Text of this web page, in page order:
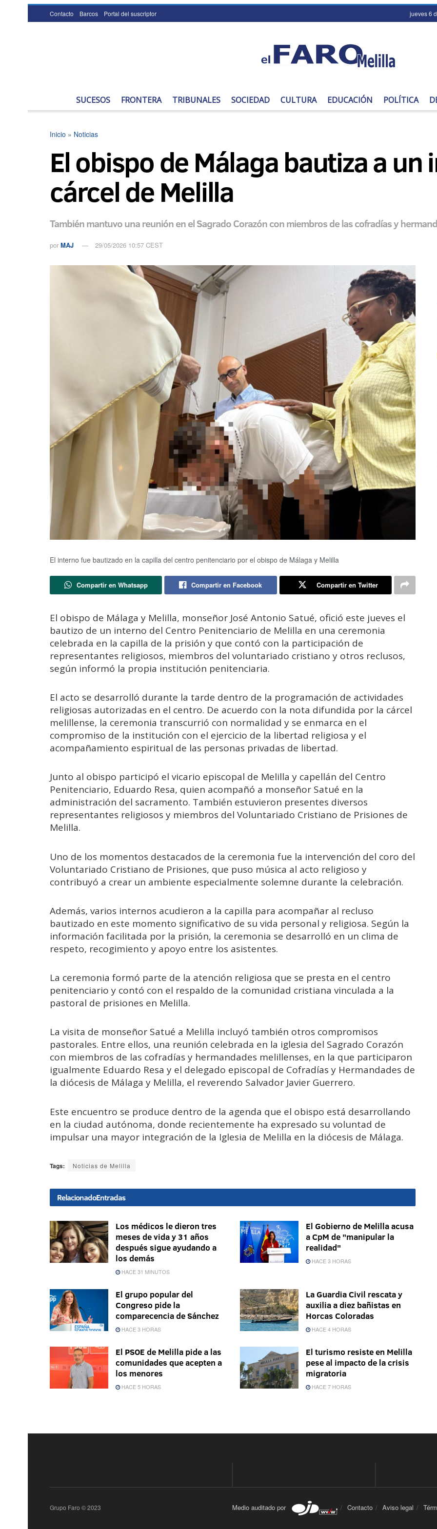
Contacto Barcos Portal del suscriptor jueves 6
SUCESOS FRONTERA TRIBUNALES SOCIEDAD CULTURA EDUCACIÓN POLÍTICA
Inicio » Noticias
El obispo de Málaga bautiza a un
cárcel de Melilla
También mantuvo una reunión en el Sagrado Corazón con miembros de las cofradías y
por MAJ 29/05/2026 10:57 CEST
El interno fue bautizado en la capilla del centro penitenciario por el obispo de Málaga y Melilla
Compartir en Whatsapp Compartir en Facebook Compartir en Twitter
El obispo de Málaga y Melilla, monseñor José Antonio Satué, ofició este jueves el
bautizo de un interno del Centro Penitenciario de Melilla en una ceremonia
celebrada en la capilla de la prisión y que contó con la participación de
representantes religiosos, miembros del voluntariado cristiano y otros reclusos,
según informó la propia institución penitenciaria.
El acto se desarrolló durante la tarde dentro de la programación de actividades
religiosas autorizadas en el centro. De acuerdo con la nota difundida por la cárcel
melillense, la ceremonia transcurrió con normalidad y se enmarca en el
compromiso de la institución con el ejercicio de la libertad religiosa y el
acompañamiento espiritual de las personas privadas de libertad.
Junto al obispo participó el vicario episcopal de Melilla y capellán del Centro
Penitenciario, Eduardo Resa, quien acompañó a monseñor Satué en la
administración del sacramento. También estuvieron presentes diversos
representantes religiosos y miembros del Voluntariado Cristiano de Prisiones de
Melilla.
Uno de los momentos destacados de la ceremonia fue la intervención del coro del
Voluntariado Cristiano de Prisiones, que puso música al acto religioso y
contribuyó a crear un ambiente especialmente solemne durante la celebración.
Además, varios internos acudieron a la capilla para acompañar al recluso
bautizado en este momento significativo de su vida personal y religiosa. Según la
información facilitada por la prisión, la ceremonia se desarrolló en un clima de
respeto, recogimiento y apoyo entre los asistentes.
La ceremonia formó parte de la atención religiosa que se presta en el centro
penitenciario y contó con el respaldo de la comunidad cristiana vinculada a la
pastoral de prisiones en Melilla.
La visita de monseñor Satué a Melilla incluyó también otros compromisos
pastorales. Entre ellos, una reunión celebrada en la iglesia del Sagrado Corazón
con miembros de las cofradías y hermandades melillenses, en la que participaron
igualmente Eduardo Resa y el delegado episcopal de Cofradías y Hermandades de
la diócesis de Málaga y Melilla, el reverendo Salvador Javier Guerrero.
Este encuentro se produce dentro de la agenda que el obispo está desarrollando
en la ciudad autónoma, donde recientemente ha expresado su voluntad de
impulsar una mayor integración de la Iglesia de Melilla en la diócesis de Málaga.
Tags: Noticias de Melilla
RelacionadoEntradas
Los médicos le dieron tres
meses de vida y 31 años
después sigue ayudando a
los demás
HACE 31 MINUTOS
El Gobierno de Melilla acusa
a CpM de "manipular la
realidad"
HACE 3 HORAS
El grupo popular del
Congreso pide la
comparecencia de Sánchez
HACE 3 HORAS
La Guardia Civil rescata y
auxilia a diez bañistas en
Horcas Coloradas
HACE 4 HORAS
El PSOE de Melilla pide a las
comunidades que acepten a
los menores
HACE 5 HORAS
El turismo resiste en Melilla
pese al impacto de la crisis
migratoria
HACE 7 HORAS
Medio auditado por Contacto Aviso legal
Grupo Faro © 2023